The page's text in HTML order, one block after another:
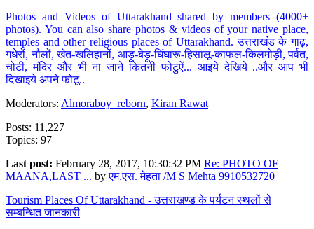
Photos and Videos of Uttarakhand shared by members (4000+
photos). You can also share photos & videos of your native place,
temples and other religious places of Uttarakhand. उत्तराखंड के गाढ़,
गधेरों, नौलों, खेत-खलिहानों, आड़ू-बेड़ू-घिंघारू-हिसालू-काफल-किलमोड़ी, पर्वत,
चोटी, मंदिर और भी ना जाने कितनी फोटुऐं... आइये देखिये ..और आप भी
दिखाइये अपने फोटू..
Moderators: Almoraboy_reborn, Kiran Rawat
Posts: 11,227
Topics: 97
Last post: February 28, 2017, 10:30:32 PM Re: PHOTO OF
MAANA,LAST ... byएम.एस. मेहता /M S Mehta 9910532720
Tourism Places Of Uttarakhand - उत्तराखण्ड के पर्यटन स्थलों से
सम्बन्धित जानकारी